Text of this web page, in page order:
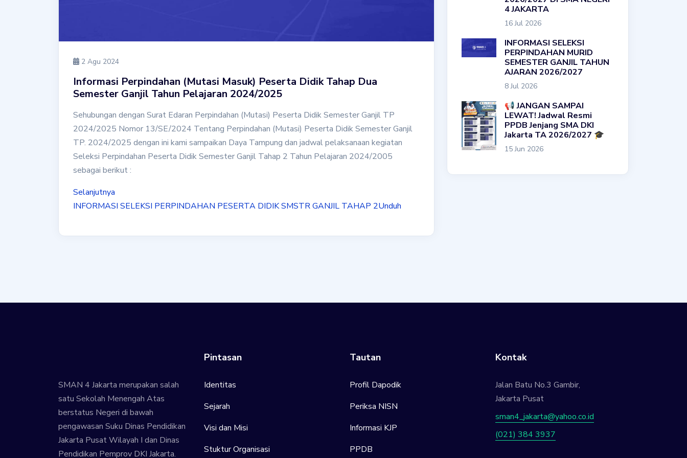
2 Agu 2024
Informasi Perpindahan (Mutasi Masuk) Peserta Didik Tahap Dua
Semester Ganjil Tahun Pelajaran 2024/2025
Sehubungan dengan Surat Edaran Perpindahan (Mutasi) Peserta Didik Semester Ganjil TP
2024/2025 Nomor 13/SE/2024 Tentang Perpindahan (Mutasi) Peserta Didik Semester Ganjil
TP. 2024/2025 dengan ini kami sampaikan Daya Tampung dan jadwal pelaksanaan kegiatan
Seleksi Perpindahan Peserta Didik Semester Ganjil Tahap 2 Tahun Pelajaran 2024/2005
sebagai berikut :
Selanjutnya
INFORMASI SELEKSI PERPINDAHAN PESERTA DIDIK SMSTR GANJIL TAHAP 2Unduh
4 JAKARTA
16 Jul 2026
INFORMASI SELEKSI
PERPINDAHAN MURID
SEMESTER GANJIL TAHUN
AJARAN 2026/2027
8 Jul 2026
📢 JANGAN SAMPAI
LEWAT! Jadwal Resmi
PPDB Jenjang SMA DKI
Jakarta TA 2026/2027 🎓
15 Jun 2026
SMAN 4 Jakarta merupakan salah
satu Sekolah Menengah Atas
berstatus Negeri di bawah
pengawasan Suku Dinas Pendidikan
Jakarta Pusat Wilayah I dan Dinas
Pendidikan Pemprov DKI Jakarta.
Pintasan
Identitas
Sejarah
Visi dan Misi
Stuktur Organisasi
Tautan
Profil Dapodik
Periksa NISN
Informasi KJP
PPDB
Kontak
Jalan Batu No.3 Gambir,
Jakarta Pusat
sman4_jakarta@yahoo.co.id
(021) 384 3937